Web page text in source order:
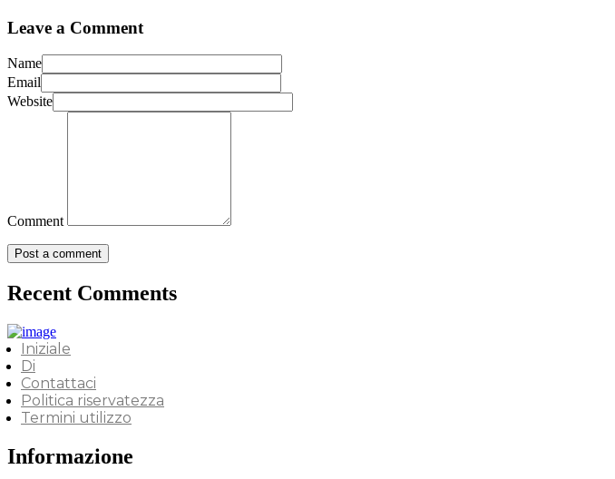
Leave a Comment
Name
Email
Website
Comment
Recent Comments
Iniziale
Di
Contattaci
Politica riservatezza
Termini utilizzo
Informazione